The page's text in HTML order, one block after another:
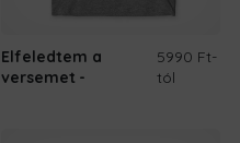
Elfeledtem a
versemet
5990 Ft-
tól